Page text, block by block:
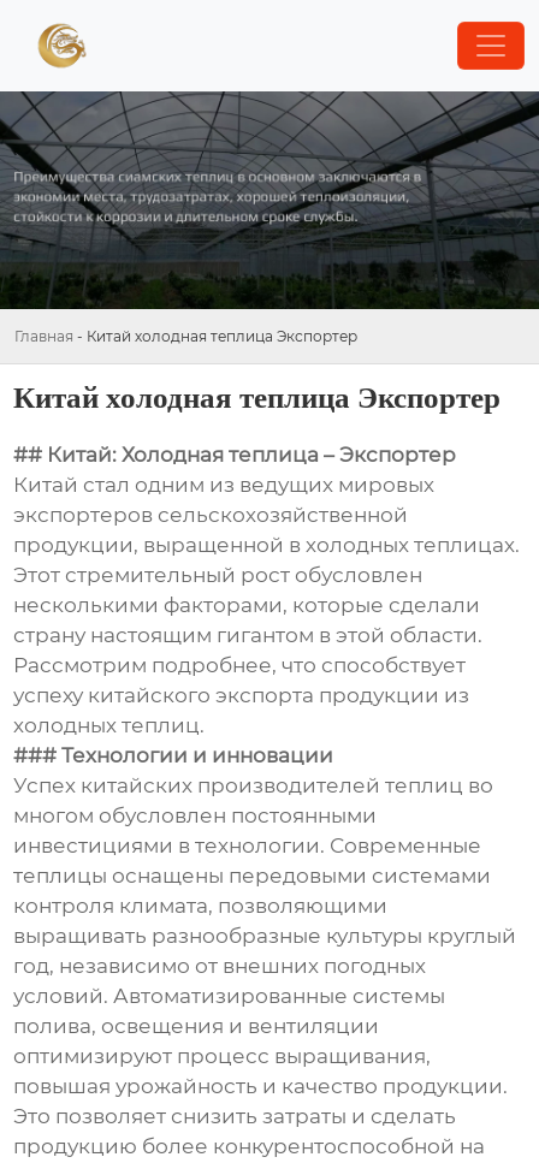
Главная - Китай холодная теплица Экспортер
Китай холодная теплица Экспортер
## Китай: Холодная теплица – Экспортер
Китай стал одним из ведущих мировых
экспортеров сельскохозяйственной
продукции, выращенной в холодных теплицах.
Этот стремительный рост обусловлен
несколькими факторами, которые сделали
страну настоящим гигантом в этой области.
Рассмотрим подробнее, что способствует
успеху китайского экспорта продукции из
холодных теплиц.
### Технологии и инновации
Успех китайских производителей теплиц во
многом обусловлен постоянными
инвестициями в технологии. Современные
теплицы оснащены передовыми системами
контроля климата, позволяющими
выращивать разнообразные культуры круглый
год, независимо от внешних погодных
условий. Автоматизированные системы
полива, освещения и вентиляции
оптимизируют процесс выращивания,
повышая урожайность и качество продукции.
Это позволяет снизить затраты и сделать
продукцию более конкурентоспособной на